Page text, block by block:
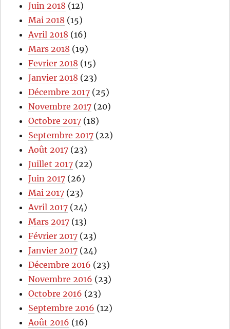
Juin 2018 (12)
Mai 2018 (15)
Avril 2018 (16)
Mars 2018 (19)
Fevrier 2018 (15)
Janvier 2018 (23)
Décembre 2017 (25)
Novembre 2017 (20)
Octobre 2017 (18)
Septembre 2017 (22)
Août 2017 (23)
Juillet 2017 (22)
Juin 2017 (26)
Mai 2017 (23)
Avril 2017 (24)
Mars 2017 (13)
Février 2017 (23)
Janvier 2017 (24)
Décembre 2016 (23)
Novembre 2016 (23)
Octobre 2016 (23)
Septembre 2016 (12)
Août 2016 (16)